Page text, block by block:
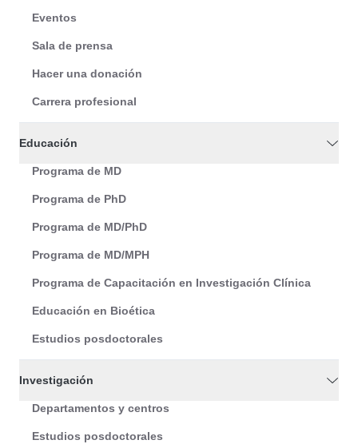
Eventos
Sala de prensa
Hacer una donación
Carrera profesional
Educación
Programa de MD
Programa de PhD
Programa de MD/PhD
Programa de MD/MPH
Programa de Capacitación en Investigación Clínica
Educación en Bioética
Estudios posdoctorales
Investigación
Departamentos y centros
Estudios posdoctorales